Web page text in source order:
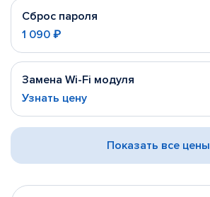
Сброс пароля
1 090 ₽
Замена Wi-Fi модуля
Узнать цену
Показать все цены